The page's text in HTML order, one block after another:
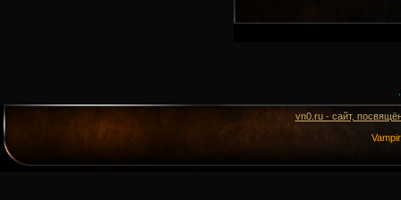
vn0.ru - сайт,